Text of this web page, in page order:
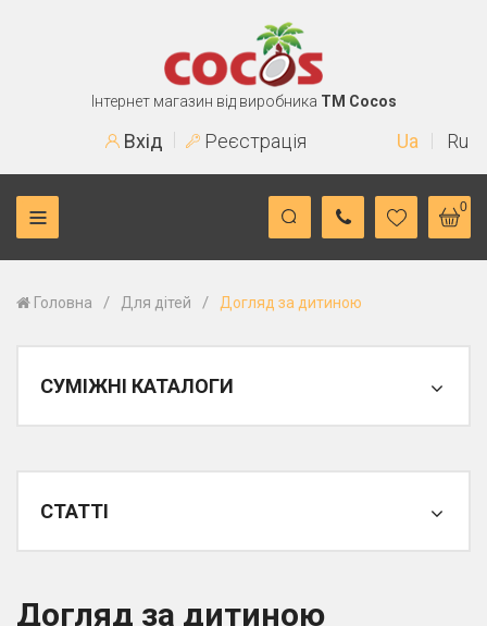
Інтернет магазин від виробника TM Cocos
Вхід Реєстрація Ua Ru
0
Головна / Для дітей / Догляд за дитиною
СУМІЖНІ КАТАЛОГИ
СТАТТІ
Догляд за дитиною